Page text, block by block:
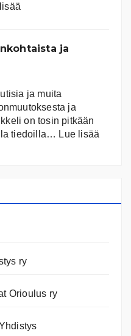
ja
ja
ja muita
ja
on tosin pitkään
tiedoilla… Lue lisää
ry
Orioulus ry